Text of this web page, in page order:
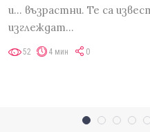
и... възрастни. Те са
изглеждат…
52 4 мин 0